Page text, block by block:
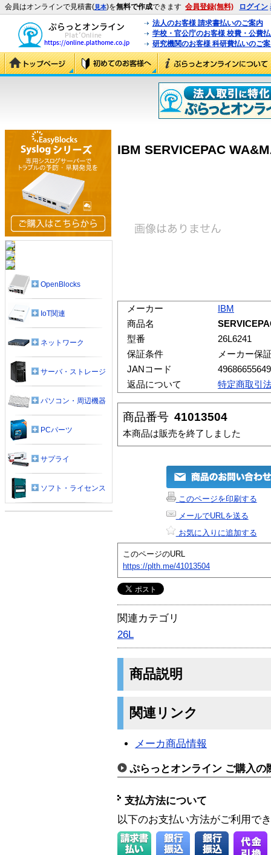
会員はオンラインで見積書(見本)を無料で作成できます 会員登録(無料) ログイン
法人のお客様 請求書払いのご案内
学校・官公庁のお客様 校費・公費
研究機関のお客様 科研費払いのご
IBM SERVICEPAC
メーカー
IBM
商品名
型番
26L6241
保証条件
メーカー保
JANコード
返品について
特定商取引
商品番号 41013504
本商品は販売を終了しました
このページを印刷する
メールでURLを送る
お気に入りに追加する
このページのURL
https://plth.me/41013504
関連カテゴリ
26L
商品説明
関連リンク
メーカ商品情報
ぷらっとオンライン ご購入の
支払方法について
以下のお支払い方法がご利用で
OpenBlocks
IoT関連
ネットワーク
サーバ・ストレージ
パソコン・周辺機器
PCパーツ
サプライ
ソフト・ライセンス